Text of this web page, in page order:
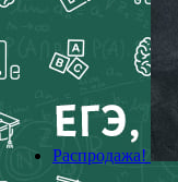
Распродажа!